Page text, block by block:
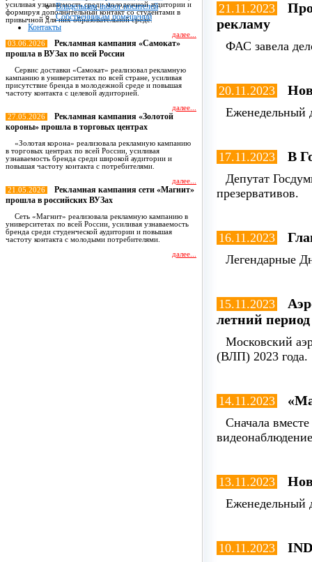
Владельцам indoor носителей
Собственникам помещений
Контакты
усиливая узнаваемость среди молодежной аудитории и
формируя дополнительный контакт со студентами в
привычной для них образовательной среде.
далее...
03.06.2026
Рекламная кампания «Самокат»
прошла в ВУЗах по всей России
Сервис доставки «Самокат» реализовал рекламную
кампанию в университетах по всей стране, усиливая
присутствие бренда в молодежной среде и повышая
частоту контакта с целевой аудиторией.
далее...
27.05.2026
Рекламная кампания «Золотой
короны» прошла в торговых центрах
«Золотая корона» реализовала рекламную кампанию
в торговых центрах по всей России, усиливая
узнаваемость бренда среди широкой аудитории и
повышая частоту контакта с потребителями.
далее...
21.05.2026
Рекламная кампания сети «Магнит»
прошла в российских ВУЗах
Сеть «Магнит» реализовала рекламную кампанию в
университетах по всей России, усиливая узнаваемость
бренда среди студенческой аудитории и повышая
частоту контакта с молодыми потребителями.
далее...
21.11.2023
рекламу
ФАС завела
20.11.2023
Еженедельный
17.11.2023 В
Депутат
презервативов.
16.11.2023
Легендарные
15.11.2023
летний период
Московский
(ВЛП) 2023 года.
14.11.2023
Сначала
13.11.2023
Еженедельный
10.11.2023